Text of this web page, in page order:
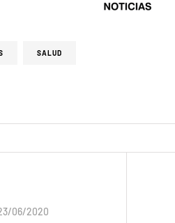
SALUD
06/2020